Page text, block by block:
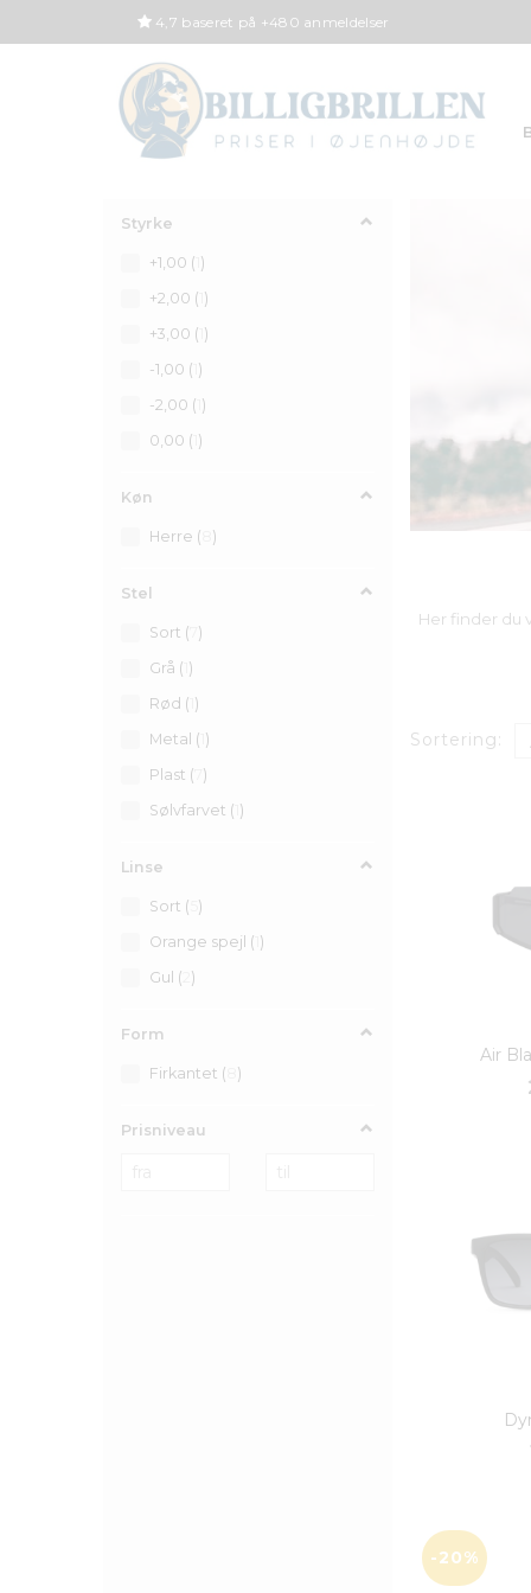
4,7 baseret på +480 anmeldelser
Styrke
+1,00 ( )
+2,00 ( )
+3,00 ( )
-1,00 ( )
-2,00 ( )
0,00 ( )
Køn
Herre ( )
Stel
Sort ( )
Grå ( )
Rød ( )
Metal ( )
Plast ( )
Sølvfarvet ( )
Linse
Sort ( )
Orange spejl ( )
Gul ( )
Form
Firkantet ( )
Prisniveau
Her finder du
Sortering:
Air
-20%